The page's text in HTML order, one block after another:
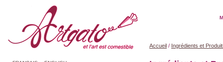
Accueil / Ingrédients et